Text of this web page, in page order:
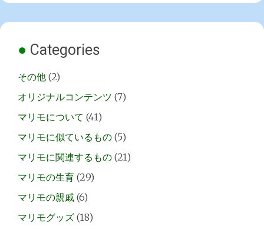
Categories
その他 (2)
オリジナルコンテンツ (7)
マリモについて (41)
マリモに似ているもの (5)
マリモに関連するもの (21)
マリモの生育 (29)
マリモの親戚 (6)
マリモグッズ (18)